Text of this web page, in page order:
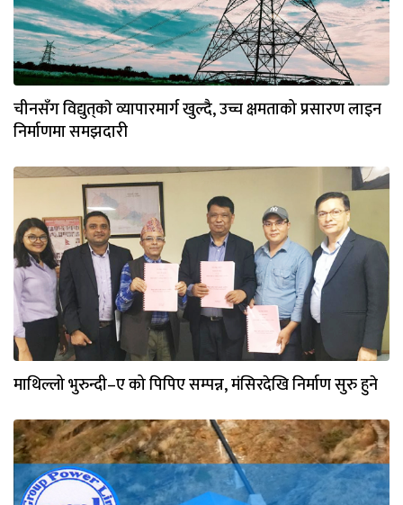
चीनसँग विद्युत्‌काे व्यापारमार्ग खुल्दै, उच्च क्षमताको प्रसारण लाइन
निर्माणमा समझदारी
माथिल्लो भुरुन्दी–ए को पिपिए सम्पन्न, मंसिरदेखि निर्माण सुरु हुने